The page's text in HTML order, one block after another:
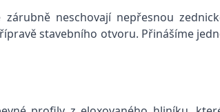
neschovají nepřesnou
stavebního otvoru. Přinášíme